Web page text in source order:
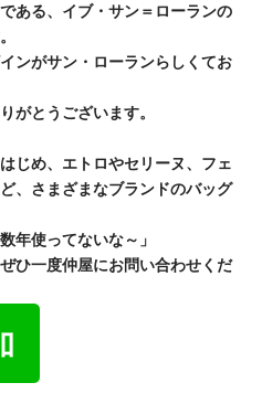
ある、イブ・サン＝ローランの
ンがサン・ローランらしくてお
がとうございます。
じめ、エトロやセリーヌ、フェ
、さまざまなブランドのバッグ
年使ってないな～」
ひ一度仲屋にお問い合わせくだ